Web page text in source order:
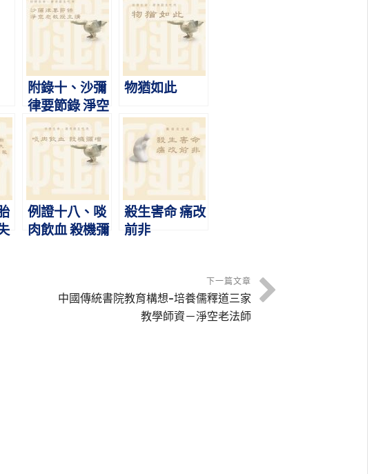
附錄十、沙彌
律要節錄 淨空
老法師主講
物猶如此
例證十八、啖
肉飲血 殺機彌
殺生害命 痛改
前非
下一篇文章
中國傳統書院教育構想-培養儒釋道三家
教學師資－淨空老法師